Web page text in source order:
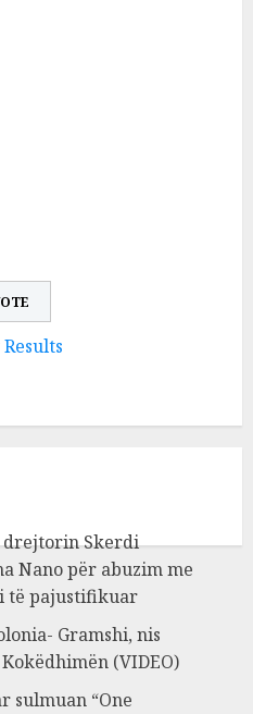
drejtorin Skerdi
Nano për abuzim me
të pajustifikuar
Gramshi, nis
(VIDEO)
sulmuan “One